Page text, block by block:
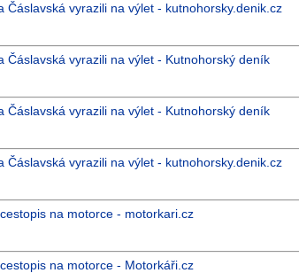
Čáslavská vyrazili na výlet - kutnohorsky.denik.cz
Čáslavská vyrazili na výlet - Kutnohorský deník
Čáslavská vyrazili na výlet - Kutnohorský deník
Čáslavská vyrazili na výlet - kutnohorsky.denik.cz
na motorce - motorkari.cz
na motorce - Motorkáři.cz